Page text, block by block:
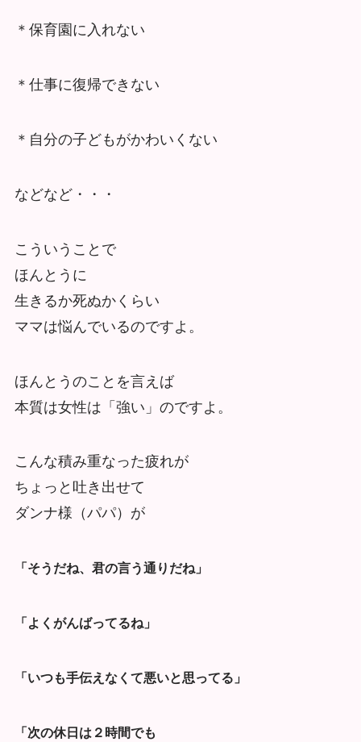
＊保育園に入れない
＊仕事に復帰できない
＊自分の子どもがかわいくない
などなど・・・
こういうことで
ほんとうに
生きるか死ぬかくらい
ママは悩んでいるのですよ。
ほんとうのことを言えば
本質は女性は「強い」のですよ。
こんな積み重なった疲れが
ちょっと吐き出せて
ダンナ様（パパ）が
「そうだね、君の言う通りだね」
「よくがんばってるね」
「いつも手伝えなくて悪いと思ってる」
「次の休日は２時間でも